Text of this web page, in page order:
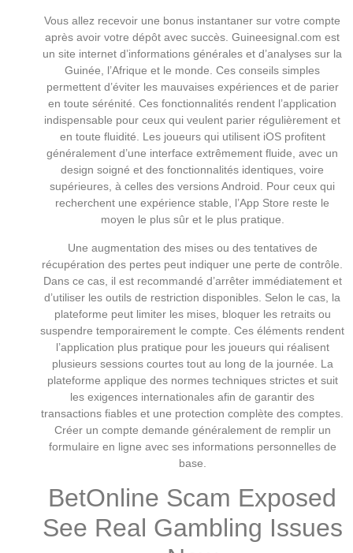
Vous allez recevoir une bonus instantaner sur votre compte
après avoir votre dépôt avec succès. Guineesignal.com est
un site internet d’informations générales et d’analyses sur la
Guinée, l’Afrique et le monde. Ces conseils simples
permettent d’éviter les mauvaises expériences et de parier
en toute sérénité. Ces fonctionnalités rendent l’application
indispensable pour ceux qui veulent parier régulièrement et
en toute fluidité. Les joueurs qui utilisent iOS profitent
généralement d’une interface extrêmement fluide, avec un
design soigné et des fonctionnalités identiques, voire
supérieures, à celles des versions Android. Pour ceux qui
recherchent une expérience stable, l’App Store reste le
moyen le plus sûr et le plus pratique.
Une augmentation des mises ou des tentatives de
récupération des pertes peut indiquer une perte de contrôle.
Dans ce cas, il est recommandé d’arrêter immédiatement et
d’utiliser les outils de restriction disponibles. Selon le cas, la
plateforme peut limiter les mises, bloquer les retraits ou
suspendre temporairement le compte. Ces éléments rendent
l’application plus pratique pour les joueurs qui réalisent
plusieurs sessions courtes tout au long de la journée. La
plateforme applique des normes techniques strictes et suit
les exigences internationales afin de garantir des
transactions fiables et une protection complète des comptes.
Créer un compte demande généralement de remplir un
formulaire en ligne avec ses informations personnelles de
base.
BetOnline Scam Exposed
See Real Gambling Issues